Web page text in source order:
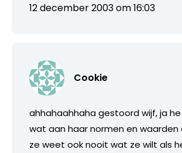
12 december 2003 om 16:03
Cookie
ahhahaahhaha gestoord wijf, ja
wat aan haar normen en waarden
ze weet ook nooit wat ze wilt als